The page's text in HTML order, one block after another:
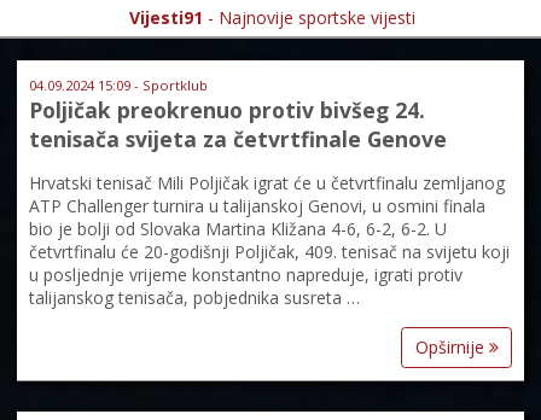
Vijesti91 - Najnovije sportske vijesti
04.09.2024 15:09 - Sportklub
Poljičak preokrenuo protiv bivšeg 24.
tenisača svijeta za četvrtfinale Genove
Hrvatski tenisač Mili Poljičak igrat će u četvrtfinalu zemljanog
ATP Challenger turnira u talijanskoj Genovi, u osmini finala
bio je bolji od Slovaka Martina Kližana 4-6, 6-2, 6-2. U
četvrtfinalu će 20-godišnji Poljičak, 409. tenisač na svijetu koji
u posljednje vrijeme konstantno napreduje, igrati protiv
talijanskog tenisača, pobjednika susreta …
Opširnije